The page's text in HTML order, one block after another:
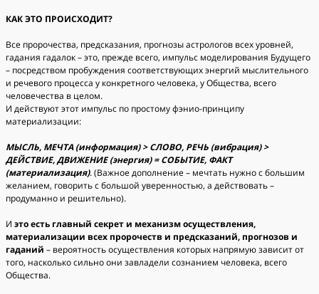
КАК ЭТО ПРОИСХОДИТ?
Все пророчества, предсказания, прогнозы астрологов всех уровней,
гадания гадалок – это, прежде всего, импульс моделирования Будущего
– посредством пробуждения соответствующих энергий мыслительного
и речевого процесса у конкретного человека, у Общества, всего
человечества в целом.
И действуют этот импульс по простому фэнио-принципу
материализации:
МЫСЛЬ, МЕЧТА (информация) > СЛОВО, РЕЧЬ (вибрация) >
ДЕЙСТВИЕ, ДВИЖЕНИЕ (энергия) = СОБЫТИЕ, ФАКТ
(материализация). (Важное дополнение – мечтать нужно с большим
желанием, говорить с большой уверенностью, а действовать –
продуманно и решительно).
И это есть главный секрет и механизм осуществления,
материализации всех пророчеств и предсказаний, прогнозов и
гаданий – вероятность осуществления которых напрямую зависит от
того, насколько сильно они завладели сознанием человека, всего
Общества.